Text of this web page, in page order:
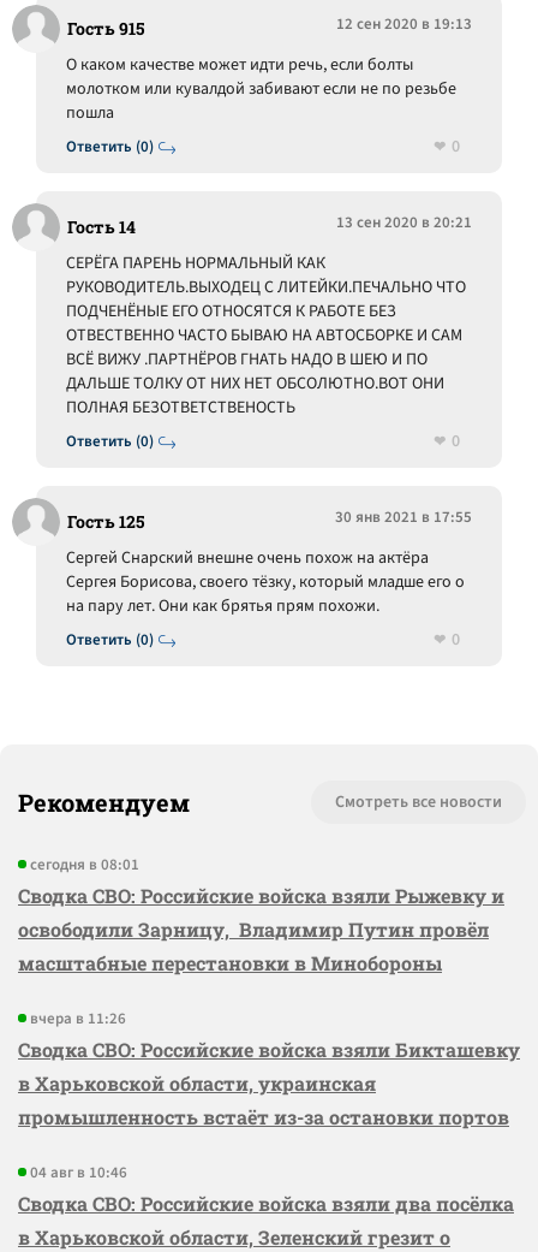
Гость 915 12 сен 2020 в 19:13
Ответить (0)
О каком качестве может идти речь, если болты
молотком или кувалдой забивают если не по резьбе
пошла
0
Гость 14 13 сен 2020 в 20:21
Ответить (0)
СЕРЁГА ПАРЕНЬ НОРМАЛЬНЫЙ КАК
РУКОВОДИТЕЛЬ.ВЫХОДЕЦ С ЛИТЕЙКИ.ПЕЧАЛЬНО ЧТО
ПОДЧЕНЁНЫЕ ЕГО ОТНОСЯТСЯ К РАБОТЕ БЕЗ
ОТВЕСТВЕННО ЧАСТО БЫВАЮ НА АВТОСБОРКЕ И САМ
ВСЁ ВИЖУ .ПАРТНЁРОВ ГНАТЬ НАДО В ШЕЮ И ПО
ДАЛЬШЕ ТОЛКУ ОТ НИХ НЕТ ОБСОЛЮТНО.ВОТ ОНИ
ПОЛНАЯ БЕЗОТВЕТСТВЕНОСТЬ
0
Гость 125 30 янв 2021 в 17:55
Ответить (0)
Сергей Снарский внешне очень похож на актёра
Сергея Борисова, своего тёзку, который младше его о
на пару лет. Они как брятья прям похожи.
0
Рекомендуем Смотреть все новости
сегодня в 08:01
Сводка СВО: Российские войска взяли Рыжевку и
освободили Зарницу, Владимир Путин провёл
масштабные перестановки в Минобороны
вчера в 11:26
Сводка СВО: Российские войска взяли Бикташевку
в Харьковской области, украинская
промышленность встаёт из-за остановки портов
04 авг в 10:46
Сводка СВО: Российские войска взяли два посёлка
в Харьковской области, Зеленский грезит о